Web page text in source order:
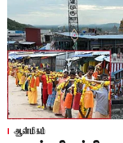
ஆன்மிகம்